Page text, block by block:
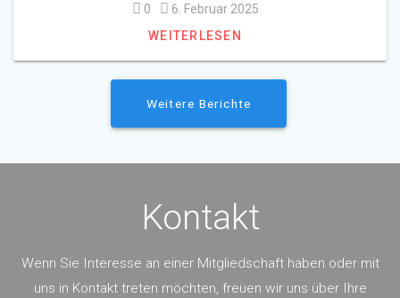
0
6. Februar 2025
WEITERLESEN
Weitere Berichte
Kontakt
Wenn Sie Interesse an einer Mitgliedschaft haben oder mit
uns in Kontakt treten möchten, freuen wir uns über Ihre